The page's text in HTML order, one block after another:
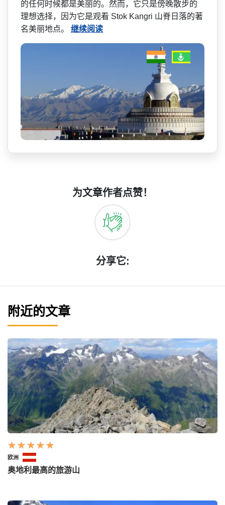
的任何时候­都是美丽的。然而，它只是傍晚散步的
理想选择，因为­它是观看 Stok Kangri 山脊日落的著
名美丽地点。 继续阅读
为文章作者点赞！
分享它:
附近的文章
欧洲
奥地利最高的旅游山